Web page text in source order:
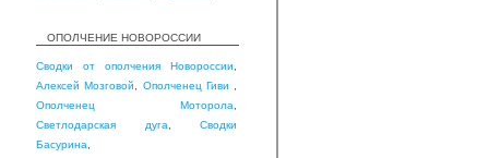
ОПОЛЧЕНИЕ НОВОРОССИИ
Сводки от ополчения Новороссии
Алексей Мозговой
Ополченец Гиви
Ополченец Моторола
Светлодарская дуга
Сводки
Басурина